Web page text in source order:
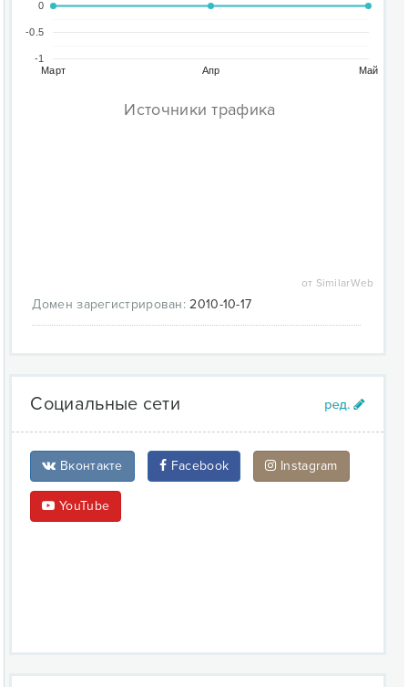
Март Апр Май
-1
-0.5
0
Источники трафика
от SimilarWeb
Домен зарегистрирован: 2010-10-17
Социальные сети
Вконтакте Facebook Instagram
YouTube